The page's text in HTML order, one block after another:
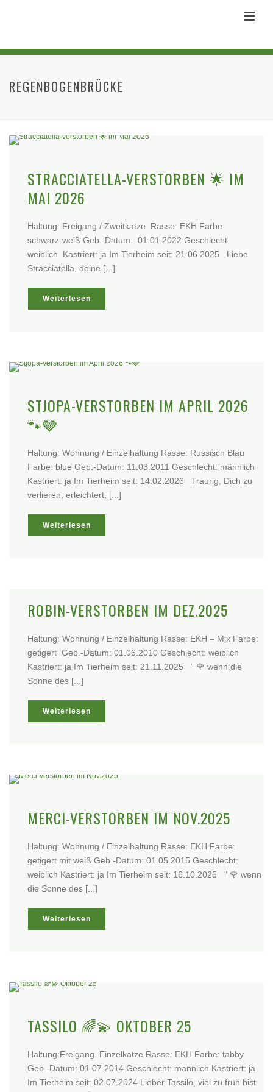
REGENBOGENBRÜCKE
STRACCIATELLA-VERSTORBEN 🌟 IM
MAI 2026
Haltung: Freigang / Zweitkatze Rasse: EKH Farbe:
schwarz-weiß Geb.-Datum: 01.01.2022 Geschlecht:
weiblich Kastriert: ja Im Tierheim seit: 21.06.2025 Liebe
Stracciatella, deine [...]
Weiterlesen
STJOPA-VERSTORBEN IM APRIL 2026
🐾🩶
Haltung: Wohnung / Einzelhaltung Rasse: Russisch Blau
Farbe: blue Geb.-Datum: 11.03.2011 Geschlecht: männlich
Kastriert: ja Im Tierheim seit: 14.02.2026 Traurig, Dich zu
verlieren, erleichtert, [...]
Weiterlesen
ROBIN-VERSTORBEN IM DEZ.2025
Haltung: Wohnung / Einzelhaltung Rasse: EKH – Mix Farbe:
getigert Geb.-Datum: 01.06.2010 Geschlecht: weiblich
Kastriert: ja Im Tierheim seit: 21.11.2025 “ 🌹 wenn die
Sonne des [...]
Weiterlesen
MERCI-VERSTORBEN IM NOV.2025
Haltung: Wohnung / Einzelhaltung Rasse: EKH Farbe:
getigert mit weiß Geb.-Datum: 01.05.2015 Geschlecht:
weiblich Kastriert: ja Im Tierheim seit: 16.10.2025 “ 🌹 wenn
die Sonne des [...]
Weiterlesen
TASSILO 🌈💫 OKTOBER 25
Haltung:Freigang. Einzelkatze Rasse: EKH Farbe: tabby
Geb.-Datum: 01.07.2014 Geschlecht: männlich Kastriert: ja
Im Tierheim seit: 02.07.2024 Lieber Tassilo, viel zu früh bist